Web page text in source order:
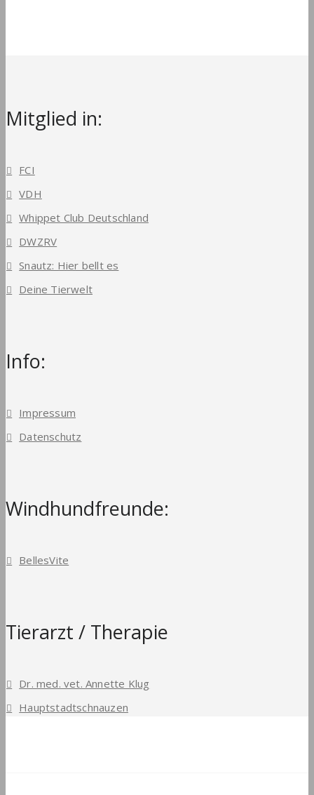
Mitglied in:
FCI
VDH
Whippet Club Deutschland
DWZRV
Snautz: Hier bellt es
Deine Tierwelt
Info:
Impressum
Datenschutz
Windhundfreunde:
BellesVite
Tierarzt / Therapie
Dr. med. vet. Annette Klug
Hauptstadtschnauzen